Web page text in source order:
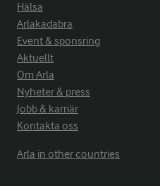
Hälsa
Arlakadabra
Event & sponsring
Aktuellt
Om Arla
Nyheter & press
Jobb & karriär
Kontakta oss
Arla in other countries